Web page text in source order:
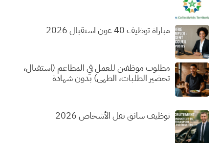
مباراة توظيف 40 عون استقبال 2026
مطلوب موظفين للعمل في المطاعم (استقبال،
تحضير الطلبات، الطهي) بدون شهادة
توظيف سائق نقل الأشخاص 2026